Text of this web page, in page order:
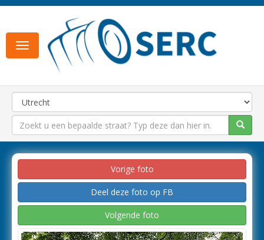
Toggle
navigation
Vorige foto
Deel deze foto op FB
Volgende foto